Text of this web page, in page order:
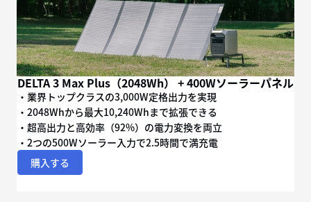
DELTA 3 Max Plus（2048Wh） + 400Wソーラーパネル
・業界トップクラスの3,000W定格出力を実現
・2048Whから最大10,240Whまで拡張できる
・超高出力と高効率（92%）の電力変換を両立
・2つの500Wソーラー入力で2.5時間で満充電
購入する